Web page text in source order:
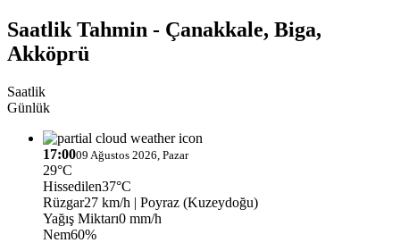
Saatlik Tahmin - Çanakkale, Biga,
Akköprü
Saatlik
Günlük
17:0009 Ağustos 2026, Pazar
29°C
Hissedilen37°C
Rüzgar27 km/h | Poyraz (Kuzeydoğu)
Yağış Miktarı0 mm/h
Nem60%